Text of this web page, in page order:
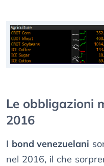
Le obbligazioni
2016
I bond venezuelani
nel 2016, il che